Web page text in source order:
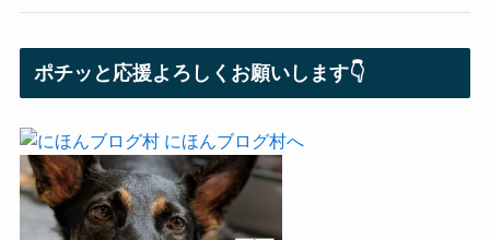
ポチッと応援よろしくお願いします👇